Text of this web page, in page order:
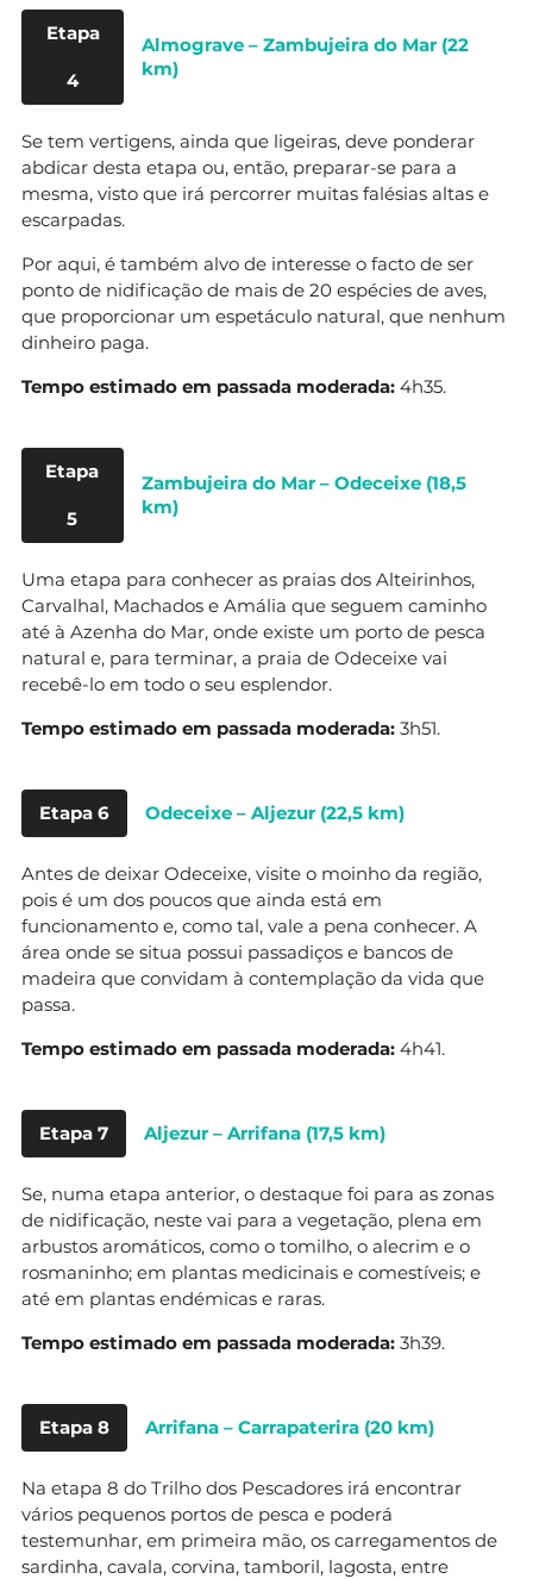
Etapa
4
Almograve – Zambujeira do Mar (22
km)
Se tem vertigens, ainda que ligeiras, deve ponderar
abdicar desta etapa ou, então, preparar-se para a
mesma, visto que irá percorrer muitas falésias altas e
escarpadas.
Por aqui, é também alvo de interesse o facto de ser
ponto de nidificação de mais de 20 espécies de aves,
que proporcionar um espetáculo natural, que nenhum
dinheiro paga.
Tempo estimado em passada moderada: 4h35.
Etapa
5
Zambujeira do Mar – Odeceixe (18,5
km)
Uma etapa para conhecer as praias dos Alteirinhos,
Carvalhal, Machados e Amália que seguem caminho
até à Azenha do Mar, onde existe um porto de pesca
natural e, para terminar, a praia de Odeceixe vai
recebê-lo em todo o seu esplendor.
Tempo estimado em passada moderada: 3h51.
Etapa 6 Odeceixe – Aljezur (22,5 km)
Antes de deixar Odeceixe, visite o moinho da região,
pois é um dos poucos que ainda está em
funcionamento e, como tal, vale a pena conhecer. A
área onde se situa possui passadiços e bancos de
madeira que convidam à contemplação da vida que
passa.
Tempo estimado em passada moderada: 4h41.
Etapa 7 Aljezur – Arrifana (17,5 km)
Se, numa etapa anterior, o destaque foi para as zonas
de nidificação, neste vai para a vegetação, plena em
arbustos aromáticos, como o tomilho, o alecrim e o
rosmaninho; em plantas medicinais e comestíveis; e
até em plantas endémicas e raras.
Tempo estimado em passada moderada: 3h39.
Etapa 8 Arrifana – Carrapaterira (20 km)
Na etapa 8 do Trilho dos Pescadores irá encontrar
vários pequenos portos de pesca e poderá
testemunhar, em primeira mão, os carregamentos de
sardinha, cavala, corvina, tamboril, lagosta, entre